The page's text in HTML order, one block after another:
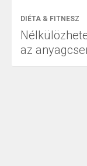
DIÉTA & FITNESZ
az